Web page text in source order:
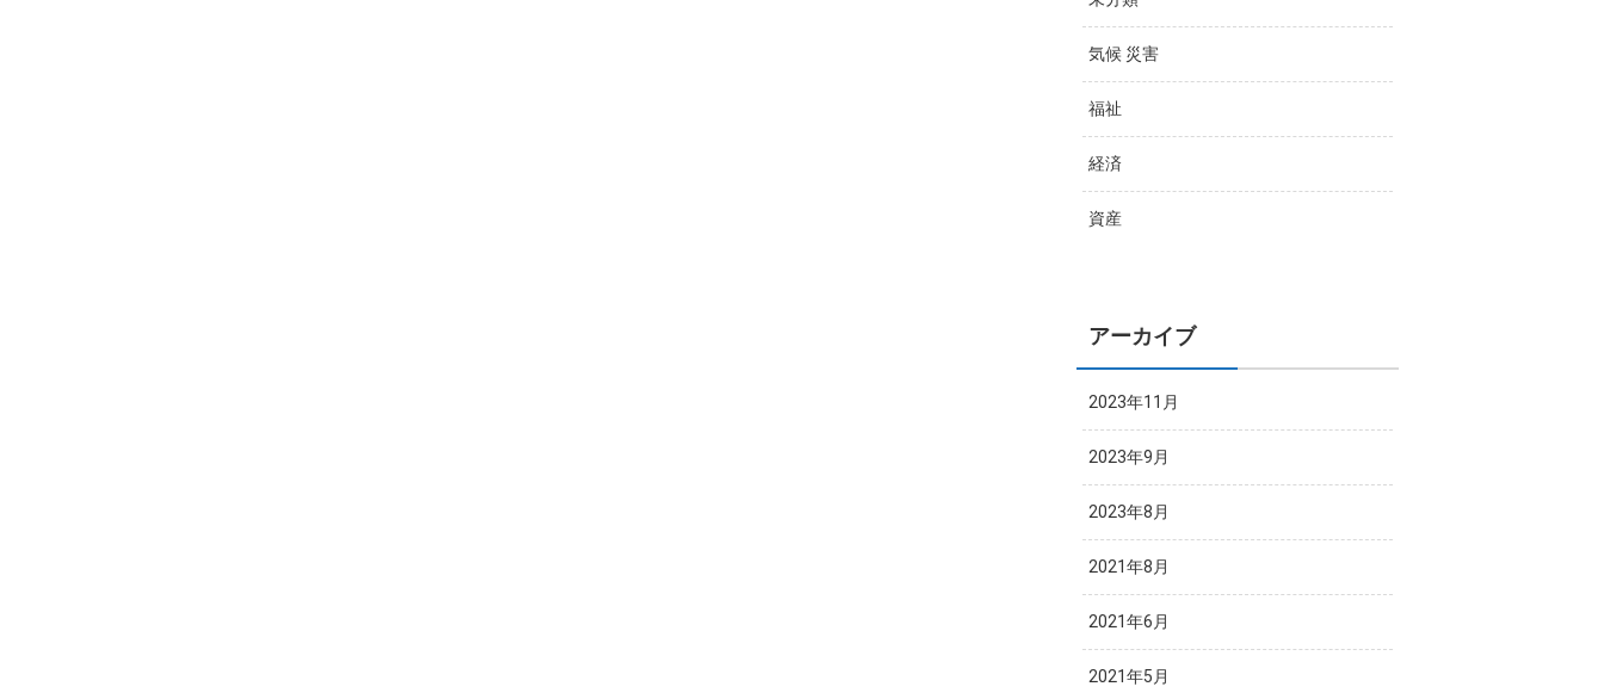
気候 災害
福祉
経済
資産
アーカイブ
2023年11月
2023年9月
2023年8月
2021年8月
2021年6月
2021年5月